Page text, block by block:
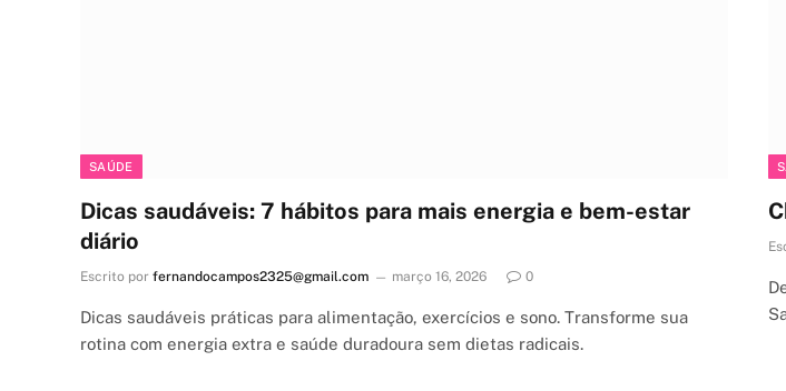
SAÚDE
Dicas saudáveis: 7 hábitos para mais energia e bem-estar
diário
Escrito por fernandocampos2325@gmail.com março 16, 2026 0
Dicas saudáveis práticas para alimentação, exercícios e sono. Transforme sua
rotina com energia extra e saúde duradoura sem dietas radicais.